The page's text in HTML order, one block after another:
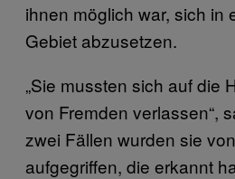
ihnen möglich war, sich in
Gebiet abzusetzen.
„Sie mussten sich auf die
von Fremden verlassen“,
zwei Fällen wurden sie
aufgegriffen, die erkannt